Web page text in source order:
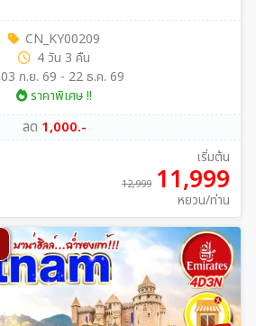
CN_KY00209
4 วัน 3 คืน
03 ก.ย. 69 - 22 ธ.ค. 69
ราคาพิเศษ !!
ลด 1,000.-
เริ่มต้น
12,999 11,999
หยวน/ท่าน